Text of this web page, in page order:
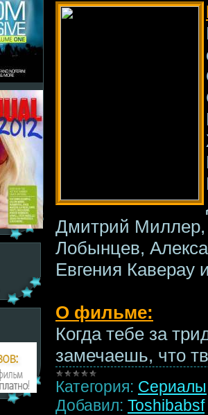
Дмитрий Миллер,
Лобынцев,
Евгения Каверау
О фильме:
Когда тебе за
замечаешь, что
Категория: Сериалы
Добавил: Toshibabsf